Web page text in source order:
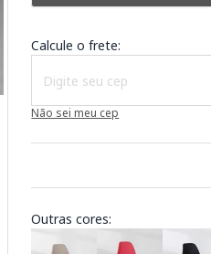
Calcule o frete:
Não sei meu cep
Outras cores: